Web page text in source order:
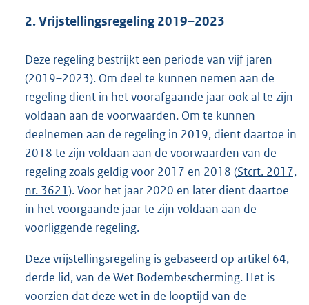
2. Vrijstellingsregeling 2019–2023
Deze regeling bestrijkt een periode van vijf jaren
(2019–2023). Om deel te kunnen nemen aan de
regeling dient in het voorafgaande jaar ook al te zijn
voldaan aan de voorwaarden. Om te kunnen
deelnemen aan de regeling in 2019, dient daartoe in
2018 te zijn voldaan aan de voorwaarden van de
regeling zoals geldig voor 2017 en 2018 (Stcrt. 2017,
nr. 3621). Voor het jaar 2020 en later dient daartoe
in het voorgaande jaar te zijn voldaan aan de
voorliggende regeling.
Deze vrijstellingsregeling is gebaseerd op artikel 64,
derde lid, van de Wet Bodembescherming. Het is
voorzien dat deze wet in de looptijd van de